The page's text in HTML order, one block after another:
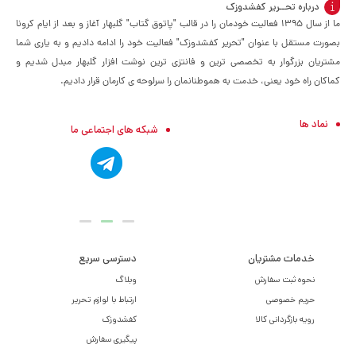
درباره تحــریر کفشدوزک
ما از سال ۱۳۹۵ فعالیت خودمان را در قالب "پاتوق گتاب" گلبهار آغاز و بعد از ایام کرونا
بصورت مستقل با عنوان "تحریر کفشدوزک" فعالیت خود را ادامه دادیم و به یاری شما
مشتریان بزرگوار به تخصصی ترین و فانتزی ترین نوشت افزار گلبهار مبدل شدیم و
کماکان راه خود یعنی، خدمت به هموطنانمان را سرلوحه ی کارمان قرار دادیم.
نماد ها شبکه های اجتماعی ما
خدمات مشتریان
نحوه ثبت سفارش
حریم خصوصی
رویه بازگردانی کالا
دسترسی سریع
وبلاگ
ارتباط با لوازم تحریر
کفشدوزک
پیگیری سفارش